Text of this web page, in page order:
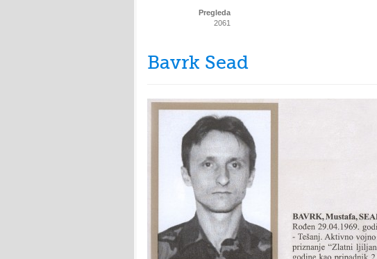
Pregleda
2061
Bavrk Sead